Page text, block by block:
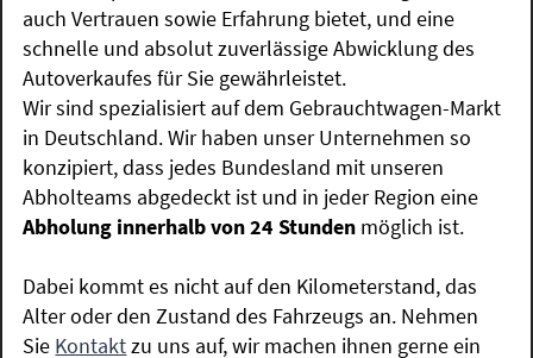
auch Vertrauen sowie Erfahrung bietet, und eine
schnelle und absolut zuverlässige Abwicklung des
Autoverkaufes für Sie gewährleistet.
Wir sind spezialisiert auf dem Gebrauchtwagen-Markt
in Deutschland. Wir haben unser Unternehmen so
konzipiert, dass jedes Bundesland mit unseren
Abholteams abgedeckt ist und in jeder Region eine
Abholung innerhalb von 24 Stunden möglich ist.
Dabei kommt es nicht auf den Kilometerstand, das
Alter oder den Zustand des Fahrzeugs an. Nehmen
Sie Kontaktzu uns auf, wir machen ihnen gerne ein